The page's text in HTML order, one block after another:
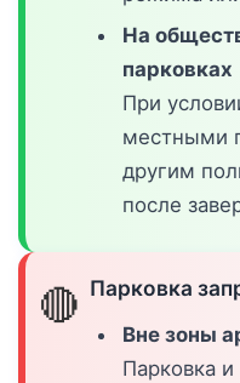
На
парковках
При
местными
другим
после
🔴 Парковка
Вне зоны
Парковка